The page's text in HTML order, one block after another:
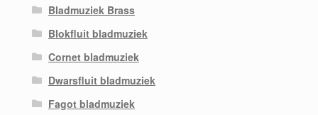
Bladmuziek Brass
Blokfluit bladmuziek
Cornet bladmuziek
Dwarsfluit bladmuziek
Fagot bladmuziek